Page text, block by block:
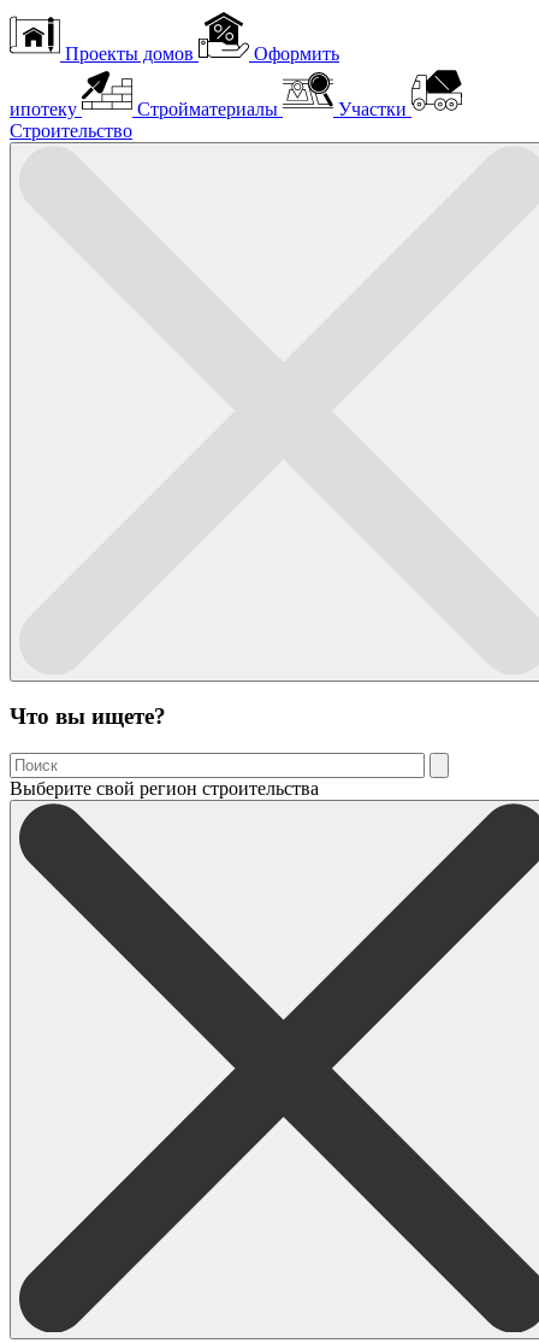
Проекты домов Оформить
ипотеку Стройматериалы
Участки
Строительство
Что вы ищете?
Выберите свой регион строительства